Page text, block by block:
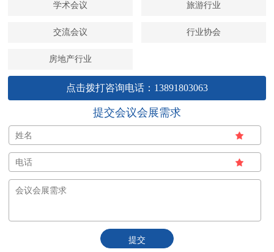
学术会议 旅游行业
交流会议 行业协会
房地产行业
点击拨打咨询电话：13891803063
提交会议会展需求